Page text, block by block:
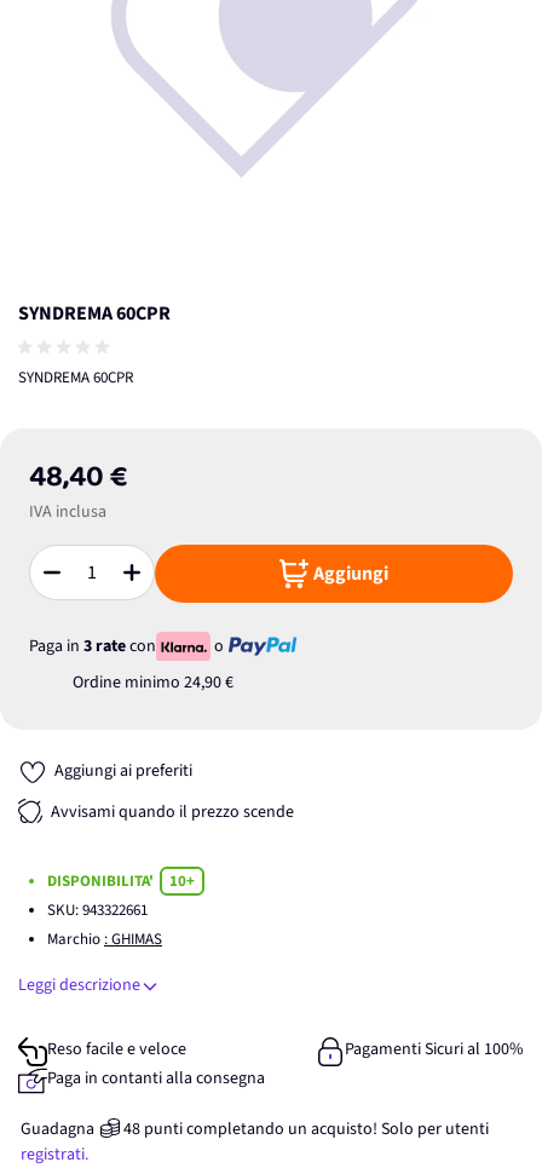
SYNDREMA 60CPR
SYNDREMA 60CPR
48,40 €
IVA inclusa
Quantità Aggiungi
Paga in 3 ratecon
o
Ordine minimo 24,90 €
Aggiungi ai preferiti
Avvisami quando il prezzo scende
DISPONIBILITA'
10+
SKU:943322661
Marchio : GHIMAS
Leggi descrizione
Reso facile e veloce
Pagamenti Sicuri al 100%
Paga in contanti alla consegna
Guadagna 48 punticompletando un acquisto! Solo per utenti
registrati.